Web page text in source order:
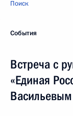
Поиск
События
Встреча с
«Единая
Васильевым